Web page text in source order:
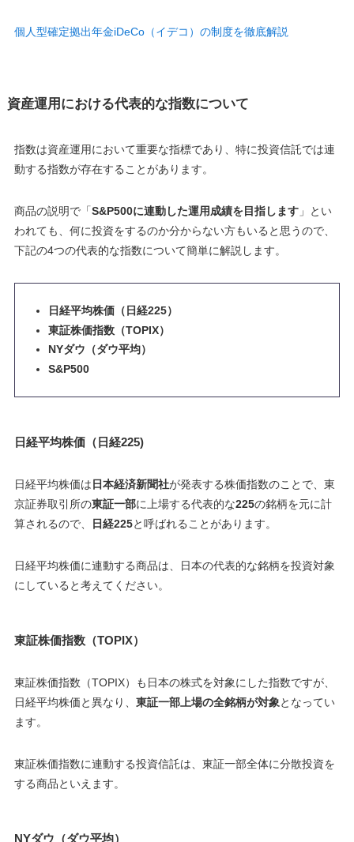
個人型確定拠出年金iDeCo（イデコ）の制度を徹底解説
資産運用における代表的な指数について
指数は資産運用において重要な指標であり、特に投資信託では連
動する指数が存在することがあります。
商品の説明で「S&P500に連動した運用成績を目指します」とい
われても、何に投資をするのか分からない方もいると思うので、
下記の4つの代表的な指数について簡単に解説します。
日経平均株価（日経225）
東証株価指数（TOPIX）
NYダウ（ダウ平均）
S&P500
日経平均株価（日経225)
日経平均株価は 日本経済新聞社が発表する株価指数のことで、東
京証券取引所の東証一部に上場する代表的な225の銘柄を元に計
算されるので、
日経225と呼ばれることがあります。
日経平均株価に連動する商品は、日本の代表的な銘柄を投資対象
にしていると考えてください。
東証株価指数（TOPIX）
東証株価指数（TOPIX）も日本の株式を対象にした指数ですが、
日経平均株価と異なり、 東証一部上場の全銘柄が対象となってい
ます。
東証株価指数に連動する投資信託は、東証一部全体に分散投資を
する商品といえます。
NYダウ（ダウ平均）